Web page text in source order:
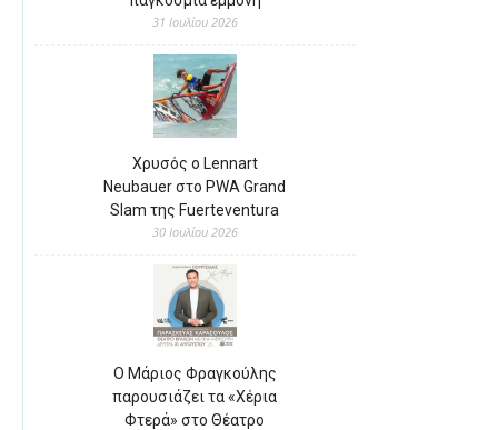
31 Ιουλίου 2026
Χρυσός ο Lennart
Neubauer στο PWA Grand
Slam της Fuerteventura
30 Ιουλίου 2026
Ο Μάριος Φραγκούλης
παρουσιάζει τα «Χέρια
Φτερά» στο Θέατρο